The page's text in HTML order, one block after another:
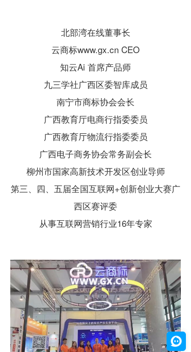
北部湾在线董事长
云商标www.gx.cn CEO
知云Ai 首席产品师
九三学社广西区委智库成员
南宁市商标协会会长
广西教育厅电商行指委委员
广西教育厅物流行指委委员
广西电子商务协会常务副会长
柳州市国家高新技术开发区创业导师
第三、四、五届全国互联网+创新创业大赛广
西区赛评委
从事互联网营销行业16年专家